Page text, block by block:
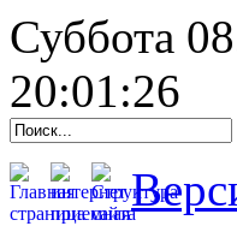
Суббота
20:01:27